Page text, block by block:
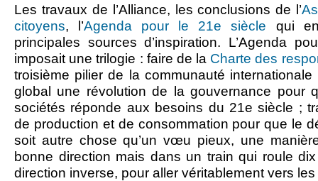
Les travaux de l’Alliance, les conclusions de l’
citoyens, l’Agenda pour le 21e siècle qui
principales sources d’inspiration. L’Agenda
imposait une trilogie : faire de la Charte des
troisième pilier de la communauté
global une révolution de la gouvernance pour
sociétés réponde aux besoins du 21e siècle ;
de production et de consommation pour que le
soit autre chose qu’un vœu pieux, une
bonne direction mais dans un train qui roule
direction inverse, pour aller véritablement vers